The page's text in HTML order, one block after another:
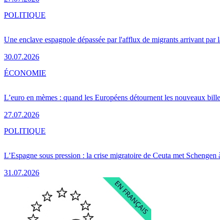
Une enclave espagnole dépassée par l'afflux de migrants arrivant par
30.07.2026
POLITIQUE
L’euro en mèmes : quand les Européens détournent les nouveaux
27.07.2026
ÉCONOMIE
L’Espagne sous pression : la crise migratoire de Ceuta met Schengen
31.07.2026
POLITIQUE